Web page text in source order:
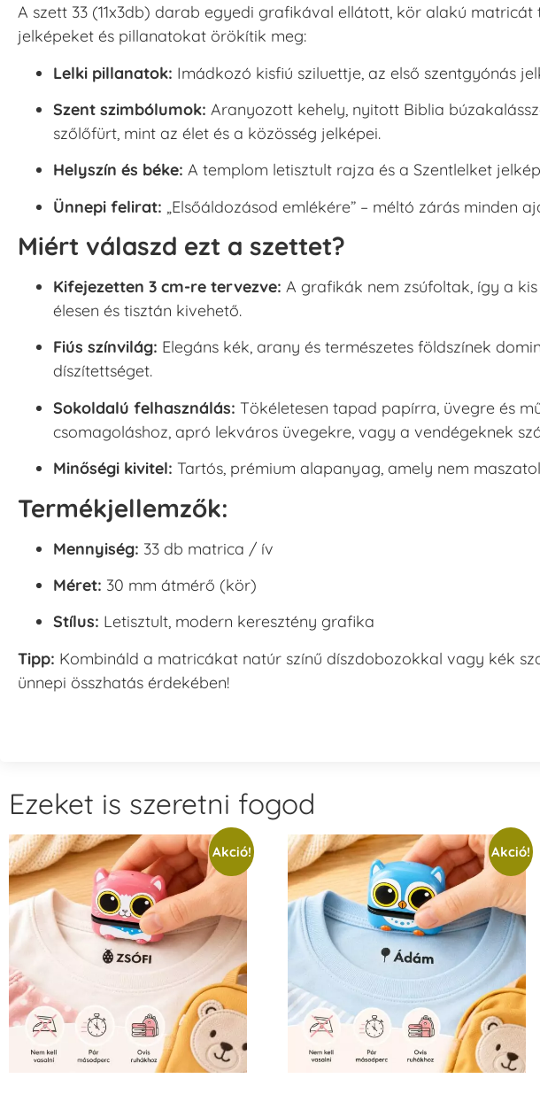
A szett 33 (11x3db) darab egyedi grafikával ellátott, kör alakú
jelképeket és pillanatokat örökítik meg:
Lelki pillanatok: Imádkozó kisfiú sziluettje, az első szentgyónás
Szent szimbólumok: Aranyozott kehely, nyitott Biblia
szőlőfürt, mint az élet és a közösség jelképei.
Helyszín és béke: A templom letisztult rajza és a Szentlelket
Ünnepi felirat: „Elsőáldozásod emlékére” – méltó zárás minden
Miért válaszd ezt a szettet?
Kifejezetten 3 cm-re tervezve: A grafikák nem zsúfoltak, így a
élesen és tisztán kivehető.
Fiús színvilág: Elegáns kék, arany és természetes földszínek
díszítettséget.
Sokoldalú felhasználás: Tökéletesen tapad papírra, üvegre és
csomagoláshoz, apró lekváros üvegekre, vagy a vendégeknek
Minőségi kivitel: Tartós, prémium alapanyag, amely nem
Termékjellemzők:
Mennyiség: 33 db matrica / ív
Méret: 30 mm átmérő (kör)
Stílus: Letisztult, modern keresztény grafika
Tipp: Kombináld a matricákat natúr színű díszdobozokkal vagy kék
ünnepi összhatás érdekében!
Ezeket is szeretni fogod
Akció! Akció!